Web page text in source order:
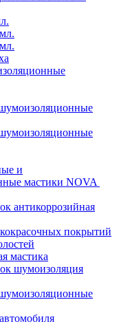
и
мастики NOVA
антикоррозийная
покрытий
мастика
шумоизоляция